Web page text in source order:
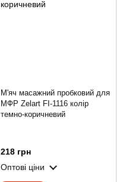
М'яч масажний пробковий для
МФР Zelart FI-1116 колір
темно-коричневий
218 грн
Оптові ціни